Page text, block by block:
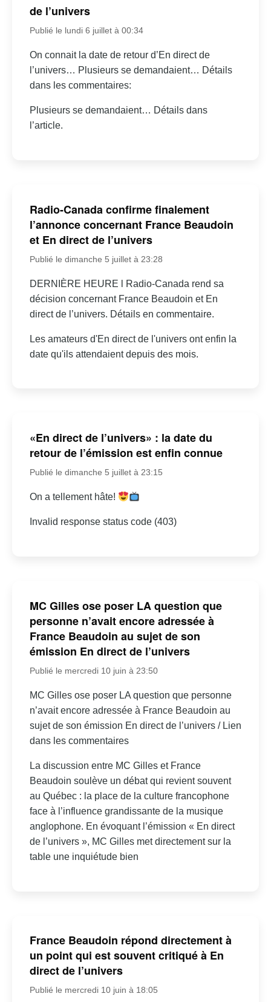
de l’univers
Publié le lundi 6 juillet à 00:34
On connait la date de retour d’En direct de
l’univers… Plusieurs se demandaient… Détails
dans les commentaires:
Plusieurs se demandaient… Détails dans
l’article.
Radio-Canada confirme finalement
l’annonce concernant France Beaudoin
et En direct de l’univers
Publié le dimanche 5 juillet à 23:28
DERNIÈRE HEURE l Radio-Canada rend sa
décision concernant France Beaudoin et En
direct de l’univers. Détails en commentaire.
Les amateurs d'En direct de l'univers ont enfin la
date qu'ils attendaient depuis des mois.
«En direct de l’univers» : la date du
retour de l’émission est enfin connue
Publié le dimanche 5 juillet à 23:15
On a tellement hâte!
Invalid response status code (403)
MC Gilles ose poser LA question que
personne n’avait encore adressée à
France Beaudoin au sujet de son
émission En direct de l’univers
Publié le mercredi 10 juin à 23:50
MC Gilles ose poser LA question que personne
n’avait encore adressée à France Beaudoin au
sujet de son émission En direct de l’univers / Lien
dans les commentaires
La discussion entre MC Gilles et France
Beaudoin soulève un débat qui revient souvent
au Québec : la place de la culture francophone
face à l’influence grandissante de la musique
anglophone. En évoquant l’émission « En direct
de l’univers », MC Gilles met directement sur la
table une inquiétude bien
France Beaudoin répond directement à
un point qui est souvent critiqué à En
direct de l’univers
Publié le mercredi 10 juin à 18:05